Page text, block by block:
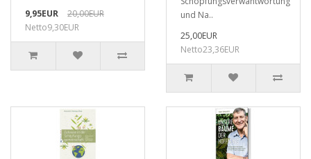
9,95EUR
20,00EUR
Netto9,30EUR
und Na..
25,00EUR
Netto23,36EUR